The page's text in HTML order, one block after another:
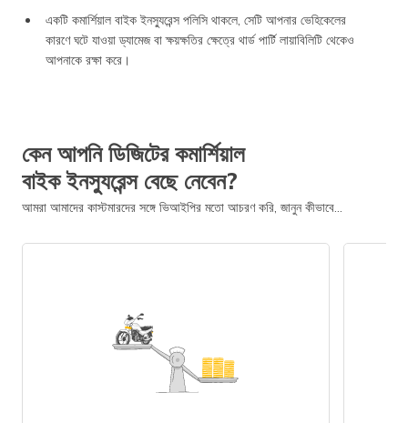
একটি কমার্শিয়াল বাইক ইনস্যুরেন্স পলিসি থাকলে, সেটি আপনার ভেহিকেলের
কারণে ঘটে যাওয়া ড্যামেজ বা ক্ষয়ক্ষতির ক্ষেত্রে থার্ড পার্টি লায়াবিলিটি থেকেও
আপনাকে রক্ষা করে।
কেন আপনি ডিজিটের কমার্শিয়াল
বাইক ইনস্যুরেন্স বেছে নেবেন?
আমরা আমাদের কাস্টমারদের সঙ্গে ভিআইপির মতো আচরণ করি, জানুন কীভাবে...